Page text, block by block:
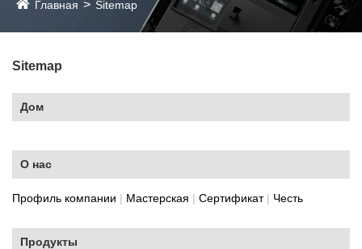
Главная Sitemap
Sitemap
Дом
О нас
Профиль компании | Мастерская | Сертификат| Честь
Продукты